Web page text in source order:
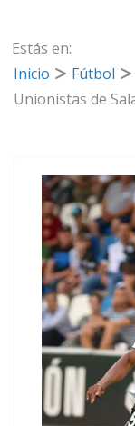
Estás en:
Inicio
Fútbol
Unionistas de